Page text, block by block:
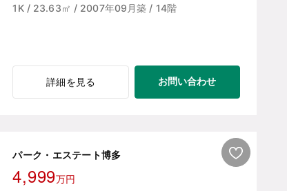
1K / 23.63㎡ / 2007年09月築 / 14階
詳細を見る お問い合わせ
パーク・エステート博多
4,999万円